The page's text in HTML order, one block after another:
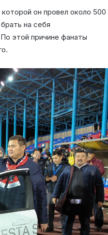
он провел около 500
на себя
этой причине фанаты